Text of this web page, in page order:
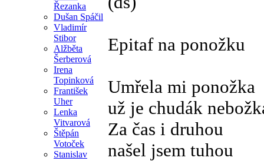
Řezanka
Dušan Spáčil
Vladimír
Stibor
Alžběta
Šerberová
Irena
Topinková
František
Uher
Lenka
Vitvarová
Štěpán
Votoček
Stanislav
Epitaf na ponožku
Umřela mi ponožka
už je chudák
Za čas i druhou
našel jsem tuhou